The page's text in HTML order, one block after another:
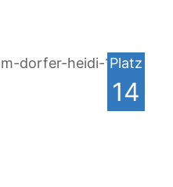
Platz
14